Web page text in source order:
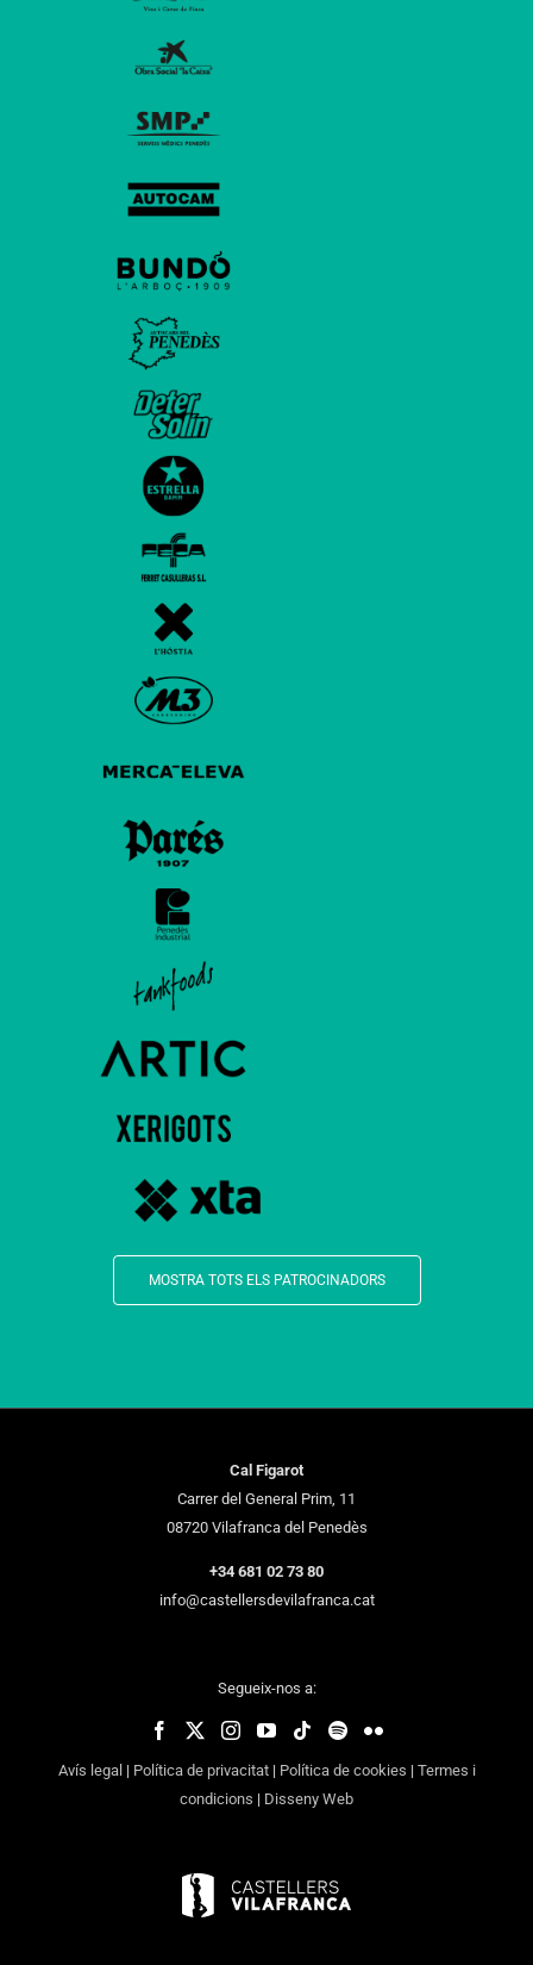
MOSTRA TOTS ELS PATROCINADORS
Cal Figarot
Carrer del General Prim, 11
08720 Vilafranca del Penedès
+34 681 02 73 80
info@castellersdevilafranca.cat
Segueix-nos a:
Avís legal | Política de privacitat| Política de cookies | Termes i
condicions | Disseny Web